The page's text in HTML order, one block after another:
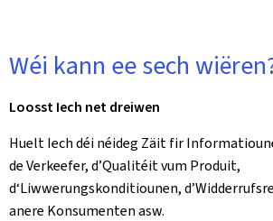
Wéi kann ee sech
Loosst Iech net dreiwen
Huelt Iech déi néideg Zäit fir
de Verkeefer, d’Qualitéit vum Produit,
d‘Liwwerungskonditiounen,
anere Konsumenten asw.